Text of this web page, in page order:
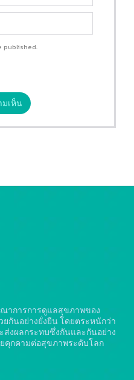
published.
าการการดูแลสุขภาพของ
ยกันอย่างยั่งยืนโดยตระหนักว่า
งผลกระทบซึ่งกันและกันอย่าง
คุกคามต่อสุขภาพระดับโลก